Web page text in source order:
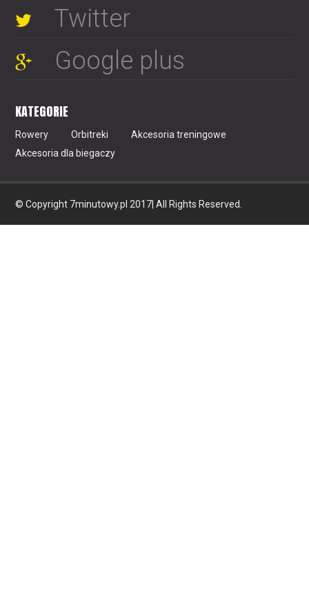
Twitter
Google plus
KATEGORIE
Rowery Orbitreki
Akcesoria treningowe
Akcesoria dla biegaczy
© Copyright 7minutowy.pl 2017| All Rights Reserved.